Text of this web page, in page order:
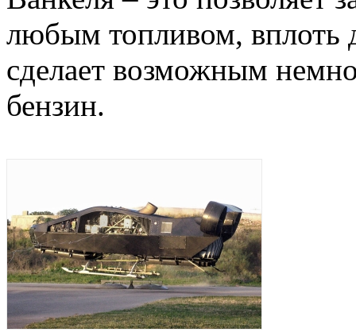
любым топливом, вплоть
сделает возможным
бензин.